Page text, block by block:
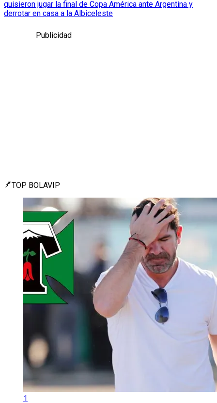
quisieron jugar la final de Copa América ante Argentina y
derrotar en casa a la Albiceleste
Publicidad
TOP BOLAVIP
1